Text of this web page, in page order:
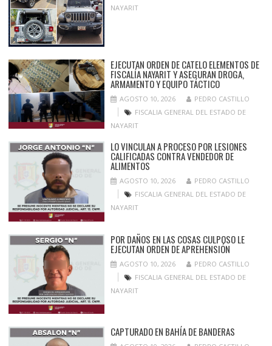
NAYARIT
EJECUTAN ORDEN DE CATELO ELEMENTOS DE
FISCALÍA NAYARIT Y ASEGURAN DROGA,
ARMAMENTO Y EQUIPO TÁCTICO
AGOSTO 10, 2026
PEDRO CASTILLO
FISCALIA GENERAL DEL ESTADO DE
NAYARIT
LO VINCULAN A PROCESO POR LESIONES
CALIFICADAS CONTRA VENDEDOR DE
ALIMENTOS
AGOSTO 10, 2026
PEDRO CASTILLO
FISCALIA GENERAL DEL ESTADO DE
NAYARIT
POR DAÑOS EN LAS COSAS CULPOSO LE
EJECUTAN ORDEN DE APREHENSIÓN
AGOSTO 10, 2026
PEDRO CASTILLO
FISCALIA GENERAL DEL ESTADO DE
NAYARIT
CAPTURADO EN BAHÍA DE BANDERAS